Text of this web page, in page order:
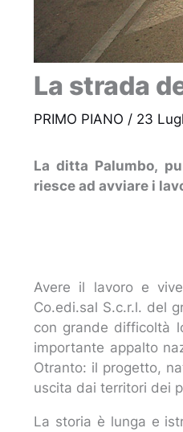
La strada
PRIMO PIANO / 23
La ditta Palumbo,
riesce ad avviare i
Avere il lavoro e
Co.edi.sal S.c.r.l. del
con grande difficoltà
importante appalto
Otranto: il progetto,
uscita dai territori dei
La storia è lunga e